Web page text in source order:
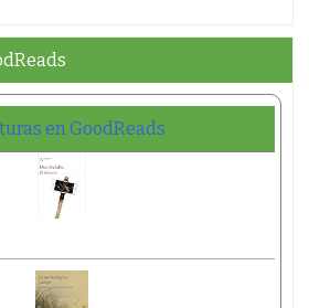
en GoodReads